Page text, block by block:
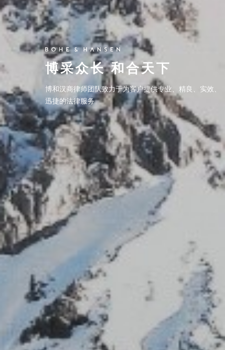
博采众长 和合天下
博和汉商律师团队致力于为客户提供专业、精良、实效、
迅捷的法律服务
博采众长 和合天下
博和汉商律师团队致力于为客户提供专业、精良、实效、
迅捷的法律服务